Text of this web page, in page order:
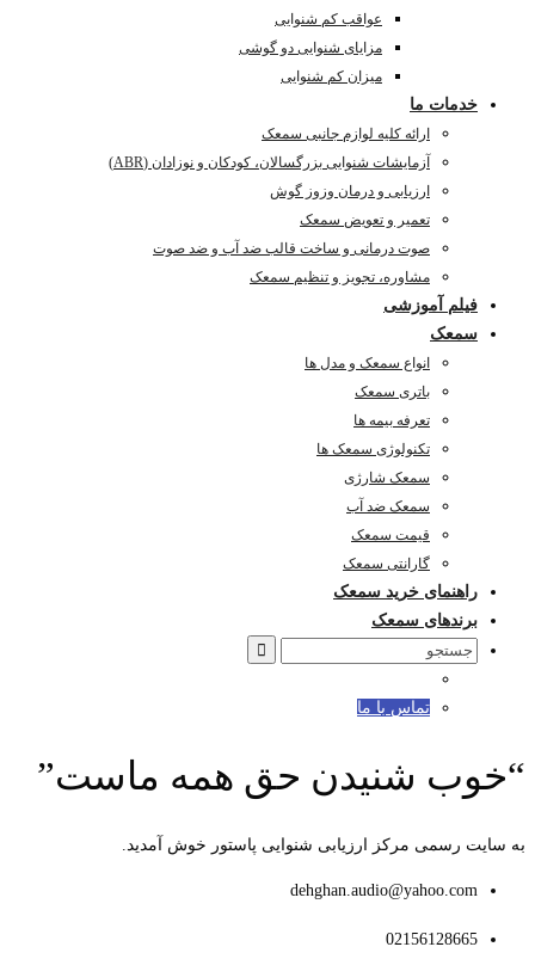
عواقب کم شنوایی
مزایای شنوایی دو گوشی
میزان کم شنوایی
خدمات ما
ارائه کلیه لوازم جانبی سمعک
آزمایشات شنوایی بزرگسالان، کودکان و نوزادان (ABR)
ارزیابی و درمان وزوز گوش
تعمیر و تعویض سمعک
صوت درمانی و ساخت قالب ضد آب و ضد صوت
مشاوره، تجویز و تنظیم سمعک
فیلم آموزشی
سمعک
انواع سمعک و مدل ها
باتری سمعک
تعرفه بیمه ها
تکنولوژی سمعک ها
سمعک شارژی
سمعک ضد آب
قیمت سمعک
گارانتی سمعک
راهنمای خرید سمعک
برندهای سمعک
Search
تماس با ما
“خوب شنیدن حق همه ماست”
به سایت رسمی مرکز ارزیابی شنوایی پاستور خوش آمدید.
dehghan.audio@yahoo.com
02156128665